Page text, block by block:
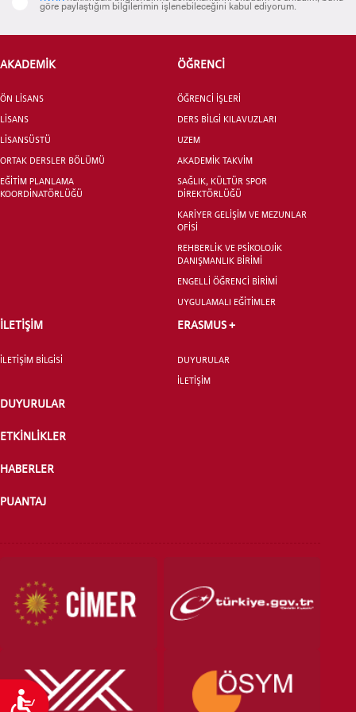
Ulaşılabilirlik
ADAY ÖĞRENCİ
LİSANS ADAY ÖĞRENCİ
göre paylaştığım bilgilerimin işlenebileceğini kabul ediyorum.
AKADEMİK
ÖN LİSANS
LİSANS
LİSANSÜSTÜ
ORTAK DERSLER BÖLÜMÜ
EĞİTİM PLANLAMA
KOORDİNATÖRLÜĞÜ
ÖĞRENCİ
ÖĞRENCİ İŞLERİ
DERS BİLGİ KILAVUZLARI
UZEM
AKADEMİK TAKVİM
SAĞLIK, KÜLTÜR SPOR
DİREKTÖRLÜĞÜ
KARİYER GELİŞİM VE MEZUNLAR
OFİSİ
REHBERLİK VE PSİKOLOJİK
DANIŞMANLIK BİRİMİ
ENGELLİ ÖĞRENCİ BİRİMİ
UYGULAMALI EĞİTİMLER
İLETİŞİM
İLETİŞİM BİLGİSİ
ERASMUS +
DUYURULAR
İLETİŞİM
DUYURULAR
ETKİNLİKLER
HABERLER
PUANTAJ